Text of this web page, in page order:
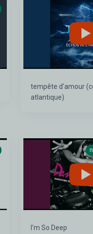
tempête d'amour
atlantique)
I'm So Deep